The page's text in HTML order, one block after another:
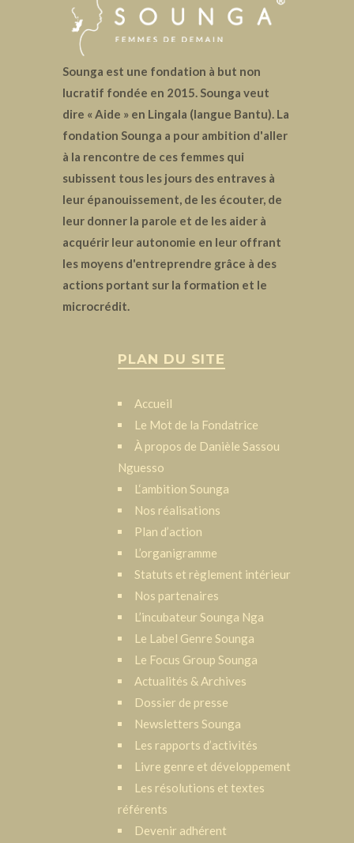
Sounga est une fondation à but non
lucratif fondée en 2015. Sounga veut
dire « Aide » en Lingala (langue Bantu). La
fondation Sounga a pour ambition d'aller
à la rencontre de ces femmes qui
subissent tous les jours des entraves à
leur épanouissement, de les écouter, de
leur donner la parole et de les aider à
acquérir leur autonomie en leur offrant
les moyens d'entreprendre grâce à des
actions portant sur la formation et le
microcrédit.
PLAN DU SITE
Accueil
Le Mot de la Fondatrice
À propos de Danièle Sassou
Nguesso
L‘ambition Sounga
Nos réalisations
Plan d’action
L’organigramme
Statuts et règlement intérieur
Nos partenaires
L’incubateur Sounga Nga
Le Label Genre Sounga
Le Focus Group Sounga
Actualités & Archives
Dossier de presse
Newsletters Sounga
Les rapports d’activités
Livre genre et développement
Les résolutions et textes
référents
Devenir adhérent